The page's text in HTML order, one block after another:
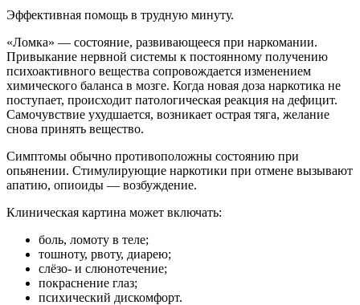
Эффективная помощь в трудную минуту.
«Ломка» — состояние, развивающееся при наркомании.
Привыкание нервной системы к постоянному получению
психоактивного вещества сопровождается изменением
химического баланса в мозге. Когда новая доза наркотика не
поступает, происходит патологическая реакция на дефицит.
Самочувствие ухудшается, возникает острая тяга, желание
снова принять вещество.
Симптомы обычно противоположны состоянию при
опьянении. Стимулирующие наркотики при отмене вызывают
апатию, опиоиды — возбуждение.
Клиническая картина может включать:
боль, ломоту в теле;
тошноту, рвоту, диарею;
слёзо- и слюнотечение;
покраснение глаз;
психический дискомфорт.